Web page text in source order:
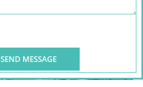
SEND MESSAGE